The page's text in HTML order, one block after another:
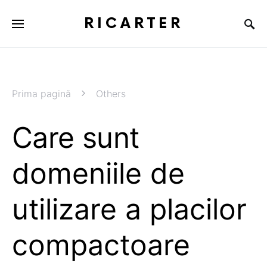
RICARTER
Prima pagină Others
Care sunt
domeniile de
utilizare a placilor
compactoare